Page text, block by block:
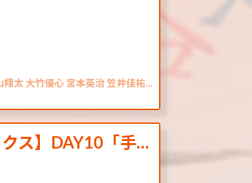
翔太 大竹優心 宮本英治 笠井佳祐…
ス】DAY10「手…